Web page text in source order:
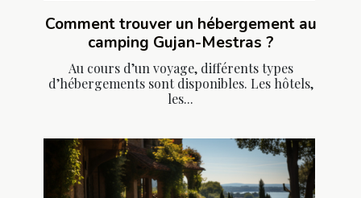
Comment trouver un hébergement au
camping Gujan-Mestras ?
Au cours d’un voyage, différents types
d’hébergements sont disponibles. Les hôtels,
les...